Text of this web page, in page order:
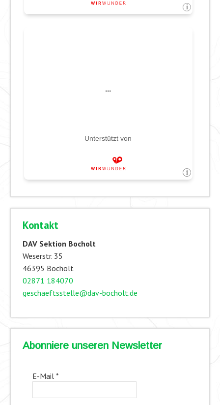
Kontakt
DAV Sektion Bocholt
Weserstr. 35
46395 Bocholt
02871 184070
geschaeftsstelle@dav-bocholt.de
Abonniere unseren Newsletter
E-Mail *